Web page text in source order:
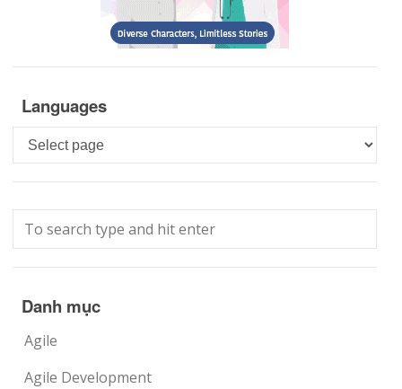
Languages
Languages
Danh mục
Agile
Agile Development